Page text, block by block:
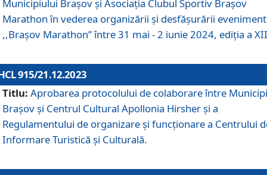
Municipiului Brașov și Asociația Clubul Sportiv Brașov
Marathon în vederea organizării și desfășurării
,,Brașov Marathon” între 31 mai - 2 iunie 2024, ediția a
915/21.12.2023
Titlu: Aprobarea protocolului de colaborare între
Brașov și Centrul Cultural Apollonia Hirsher și a
Regulamentului de organizare și funcționare a Centrului
Informare Turistică și Culturală.